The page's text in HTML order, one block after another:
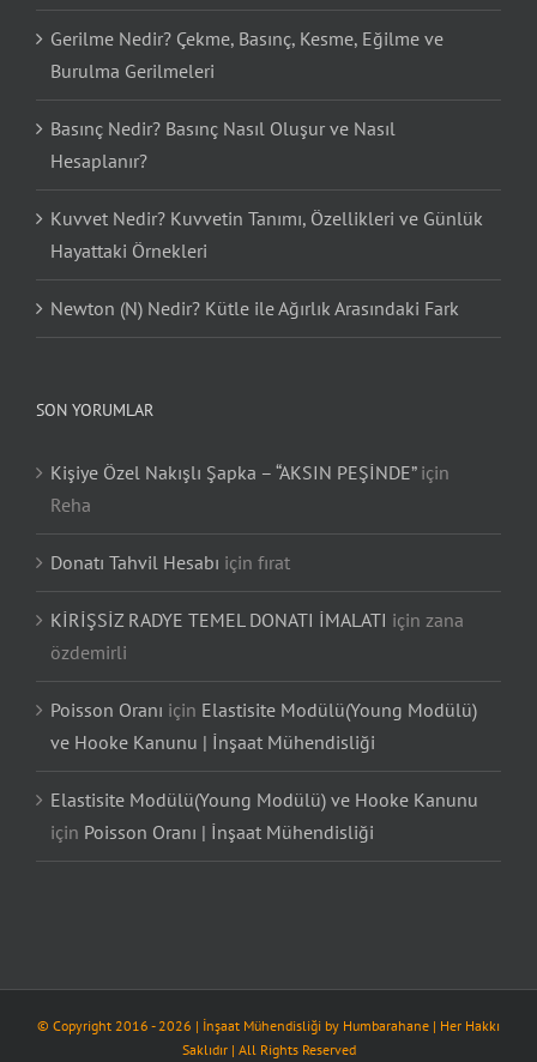
Gerilme Nedir? Çekme, Basınç, Kesme, Eğilme ve
Burulma Gerilmeleri
Basınç Nedir? Basınç Nasıl Oluşur ve Nasıl
Hesaplanır?
Kuvvet Nedir? Kuvvetin Tanımı, Özellikleri ve Günlük
Hayattaki Örnekleri
Newton (N) Nedir? Kütle ile Ağırlık Arasındaki Fark
SON YORUMLAR
Kişiye Özel Nakışlı Şapka – “AKSIN PEŞİNDE”için
Reha
Donatı Tahvil Hesabı için fırat
KİRİŞSİZ RADYE TEMEL DONATI İMALATI için zana
özdemirli
Poisson Oranı için Elastisite Modülü(Young Modülü)
ve Hooke Kanunu | İnşaat Mühendisliği
Elastisite Modülü(Young Modülü) ve Hooke Kanunu
için Poisson Oranı | İnşaat Mühendisliği
© Copyright 2016 -2026 | İnşaat Mühendisliği by Humbarahane | Her Hakkı
Saklıdır | All Rights Reserved